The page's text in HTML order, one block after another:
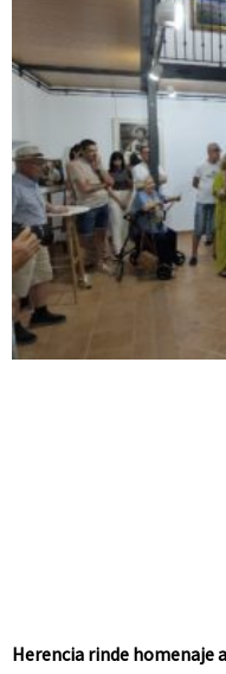
Herencia rinde homenaje